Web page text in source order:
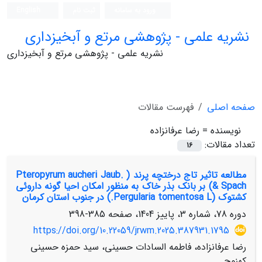
نشریه علمی - پژوهشی مرتع و آبخیزداری
نشریه علمی - پژوهشی مرتع و آبخیزداری
صفحه اصلی
فهرست مقالات
نویسنده = رضا عرفانزاده
تعداد مقالات:
16
مطالعه تاثیر تاج درختچه پرند ( Pteropyrum aucheri Jaub.
& Spach) بر بانک بذر خاک به منظور امکان احیا گونه داروئی
کشتوک (Pergularia tomentosa L.) در جنوب استان کرمان
دوره 78، شماره 3، پاییز 1404، صفحه
385-398
https://doi.org/10.22059/jrwm.2025.387931.1795
رضا عرفانزاده، فاطمه السادات حسینی، سید حمزه حسینی